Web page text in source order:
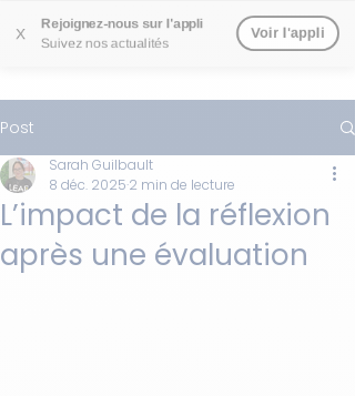
X
Rejoignez-nous sur l'appli
Suivez nos actualités
Voir l'appli
Post
L’impact de la réflexion
après une évaluation
Sarah Guilbault
8 déc. 2025 2 min de lecture